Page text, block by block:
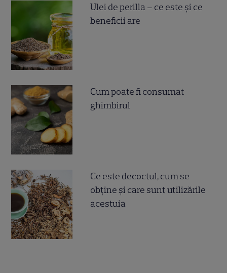
Ulei de perilla – ce este și ce
beneficii are
Cum poate fi consumat
ghimbirul
Ce este decoctul, cum se
obţine şi care sunt utilizările
acestuia